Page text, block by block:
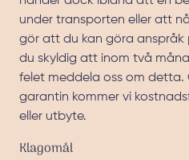
under transporten eller att
gör att du kan göra anspråk
du skyldig att inom två
felet meddela oss om
garantin kommer vi
eller utbyte.
Klagomål